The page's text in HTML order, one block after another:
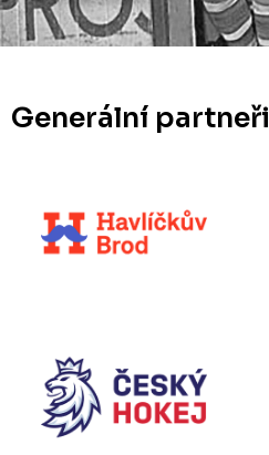
Generální partneři